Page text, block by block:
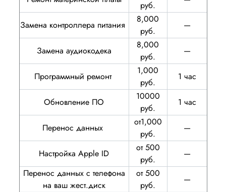
руб.
Замена контроллера питания
8,000
руб.
—
Замена аудиокодека
8,000
руб.
—
Программный ремонт
1,000
руб.
1 час
Обновление ПО
10000
руб.
1 час
Перенос данных
от1,000
руб.
—
Настройка Apple ID
от 500
руб.
—
Перенос данных с телефона
на ваш жест.диск
от 500
руб.
—